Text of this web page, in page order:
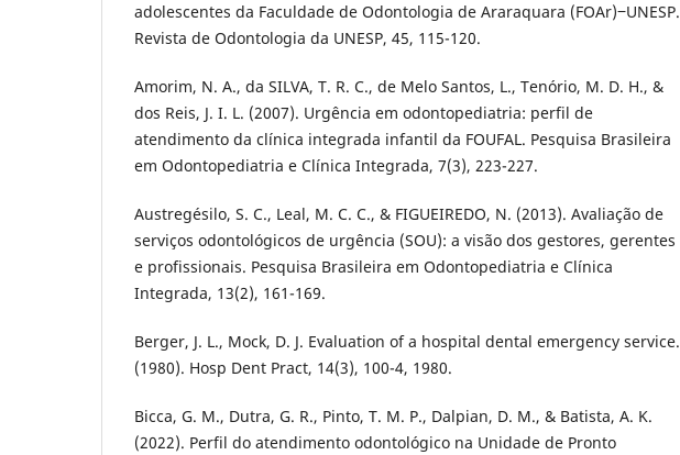
adolescentes da Faculdade de Odontologia de Araraquara (FOAr)‒UNESP.
Revista de Odontologia da UNESP, 45, 115-120.
Amorim, N. A., da SILVA, T. R. C., de Melo Santos, L., Tenório, M. D. H., &
dos Reis, J. I. L. (2007). Urgência em odontopediatria: perfil de
atendimento da clínica integrada infantil da FOUFAL. Pesquisa Brasileira
em Odontopediatria e Clínica Integrada, 7(3), 223-227.
Austregésilo, S. C., Leal, M. C. C., & FIGUEIREDO, N. (2013). Avaliação de
serviços odontológicos de urgência (SOU): a visão dos gestores, gerentes
e profissionais. Pesquisa Brasileira em Odontopediatria e Clínica
Integrada, 13(2), 161-169.
Berger, J. L., Mock, D. J. Evaluation of a hospital dental emergency service.
(1980). Hosp Dent Pract, 14(3), 100-4, 1980.
Bicca, G. M., Dutra, G. R., Pinto, T. M. P., Dalpian, D. M., & Batista, A. K.
(2022). Perfil do atendimento odontológico na Unidade de Pronto